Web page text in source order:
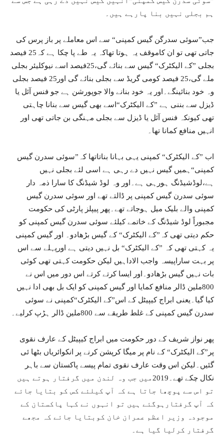
ہم بجلی نہیں بنا پارہے ہیں۔
جب”سوئی سدرگن گیس کمپنی“ سے اس معاملے پر باز پرس کی
جاتی تھی تو ان کاموقف یہ ہوتا تھاکہ یہ طے پا چکا ہے کہ25 فیصد
بجلی ”کے الیکٹرک“ گیس سے بنائے گی،25فیصد اسے نیوکلیئر بجلی
ملے گی،25 فیصد کومی گریڈ سے بجلی بنائے گی اور25 فیصد بجلی
وہ خود بنائینگے۔اور یہ خود بنانے والا جوپورشن ہے جو فنس آئل یا
ڈیزل سے بننی ہے ”کے الیکٹرک“اسے بھی گیس سے بنانا چاہتی
تھی کیونکہ فنس آئل یا ڈیزل سے بجلی مہنگی بن جاتی تھی اور
انہیں منافع کمانا تھا۔
اب ”کے الیکٹرک“ کمپنی یہی بہانا بناتاتھا کہ”سوئی سدرن گیس
کمپنی“ہمیں گیس نہیں دے رہی ہے اسی لئے بجلی نہیں
ہے،لوڈشیڈنگ ہورہی ہے۔اور وہ لوڈ شیڈنگ کا سارا ذمہ دار
سوئی سدرن گیس کمپنی پر ڈالتے تھے اور سوئی سدرن گیس
کمپنی والے بلیک میل ہوجاتے تھے۔پھر پیپلز پارٹی کی حکومت
مجبوراً لوڈ شیڈنگ کے خاتمے کیلئے سوئی سدرن گیس کمپنی کو
حکم دیتی تھی کہ”کے الیکٹرک“ کے گیس بڑھادو۔ اور گیس کمپنی
یہ کہتی تھی کہ ”کے الیکٹرک“ بل نہیں دیتی ہے اورپہلے سے اس
پر بہت ساراپیسہ واجب الاداہیں لیکن حکومت کہتی تھی کوئی
بات نہیں گیس بڑھادو۔اور ایسا کرتے کرتے اس دور میں اس نے
800ملین ڈالر منافع کمایا اور گیس کمپنی کو ایک بل بھی ادا نہیں
کیا گیا۔یعنی ابراج کیپیٹل کے اس”کے الیکٹرک“کمپنی نے سوئی
سدرن گیس کمپنی کے غلط طریقے سے 800ملین ڈالر ہڑپ کرلیے۔
پھر نواز شریف کے دور حکومت میں ابراج کیپیٹل کے عارف نقوی
پر”کے الیکٹرک“ کے نام پر میگا کرپشن کرنے پر انکوائریاں بٹھا ئی
گئیں۔لیکن اس وقت عارف نقوی تمام پیسے پاکستان سے باہر
نکال چکے تھے۔2019میں جب وہ لندن میں گرفتار ہوتے ہیں
تو اس سے پوچھا جاتا ہے کہ آپ کیلئے کس کو بتایا جائے
کہ آپ گرفتارہوگئے ہیں تو انہوں نے کہا پاکستان کے
موجودہ وزیر اعظم عمران خان کوبتایا جائے کہ مجھے
گرفتار کرلیا گیا ہے۔